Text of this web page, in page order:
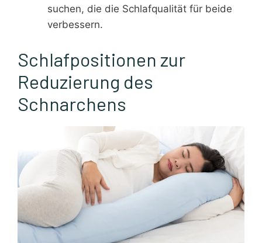
suchen, die die Schlafqualität für beide
verbessern.
Schlafpositionen zur
Reduzierung des
Schnarchens